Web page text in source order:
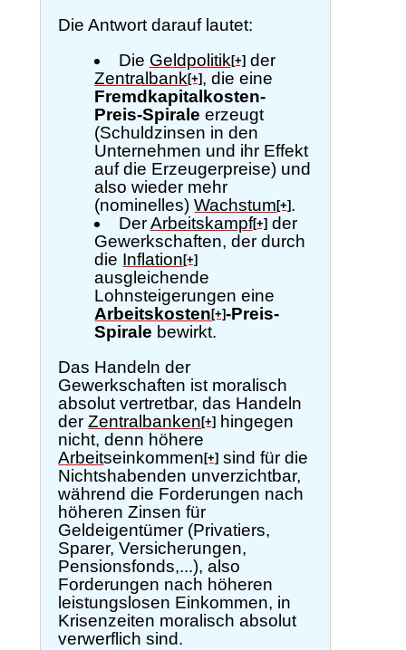
Die Antwort darauf lautet:
Die Geldpolitik[+]der
Zentralbank[+] , die eine
Fremdkapitalkosten-
Preis-Spirale erzeugt
(Schuldzinsen in den
Unternehmen und ihr Effekt
auf die Erzeugerpreise) und
also wieder mehr
(nominelles)Wachstum[+] .
DerArbeitskampf[+]der
Gewerkschaften, der durch
die Inflation[+]
ausgleichende
Lohnsteigerungen eine
Arbeitskosten[+]-Preis-
Spirale bewirkt.
Das Handeln der
Gewerkschaften ist moralisch
absolut vertretbar, das Handeln
derZentralbanken[+]
hingegen
nicht, denn höhere
Arbeitseinkommen[+] sind für die
Nichtshabenden unverzichtbar,
während die Forderungen nach
höheren Zinsen für
Geldeigentümer (Privatiers,
Sparer, Versicherungen,
Pensionsfonds,...), also
Forderungen nach höheren
leistungslosen Einkommen, in
Krisenzeiten moralisch absolut
verwerflich sind.